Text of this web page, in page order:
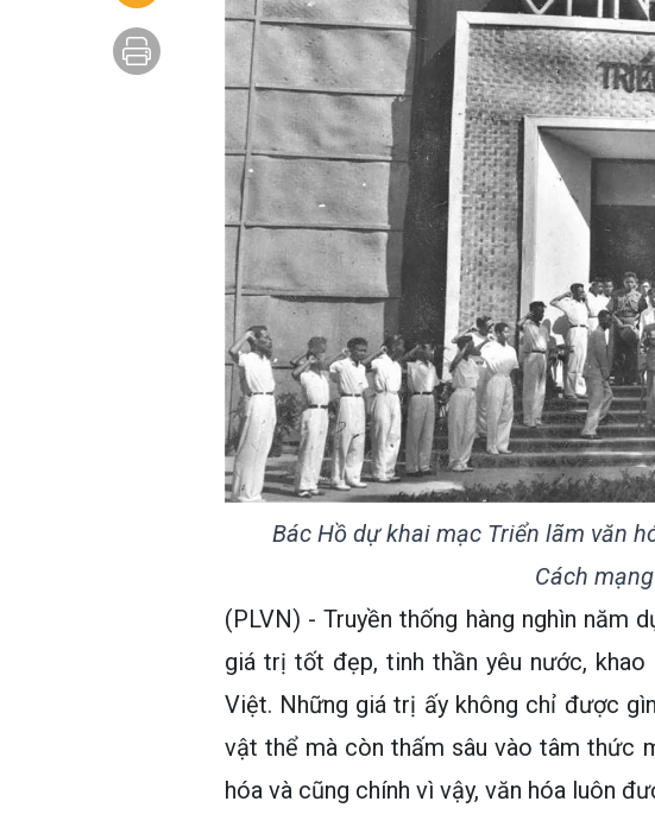
Bác Hồ dự khai mạc Triển lãm văn
Cách
(PLVN) - Truyền thống hàng nghìn năm
giá trị tốt đẹp, tinh thần yêu nước,
Việt. Những giá trị ấy không chỉ được
vật thể mà còn thấm sâu vào tâm thức
hóa và cũng chính vì vậy, văn hóa luôn